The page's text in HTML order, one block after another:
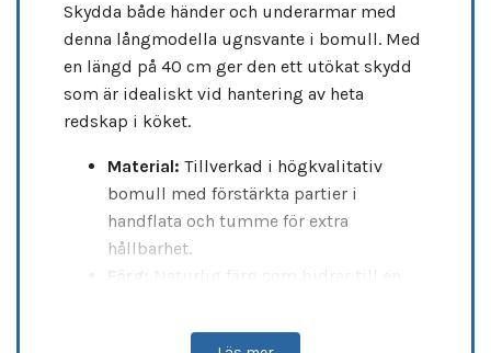
Skydda både händer och underarmar med
denna långmodella ugnsvante i bomull. Med
en längd på 40 cm ger den ett utökat skydd
som är idealiskt vid hantering av heta
redskap i köket.
Material: Tillverkad i högkvalitativ
bomull med förstärkta partier i
handflata och tumme för extra
hållbarhet.
Naturlig färg som bidrar till en
Värmeskydd:Testat enligt EN407 –